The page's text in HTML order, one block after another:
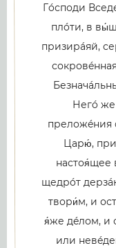
Гóсподи
плóти, в
призирáяй,
Негó же
преложéния
Царю́,
настоя́щее
щедрóт
твори́м, и
я́же дéлом, и
или